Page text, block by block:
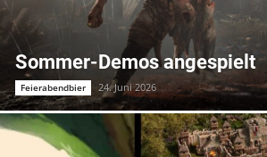
Sommer-Demos angespielt
Feierabendbier 24. Juni 2026